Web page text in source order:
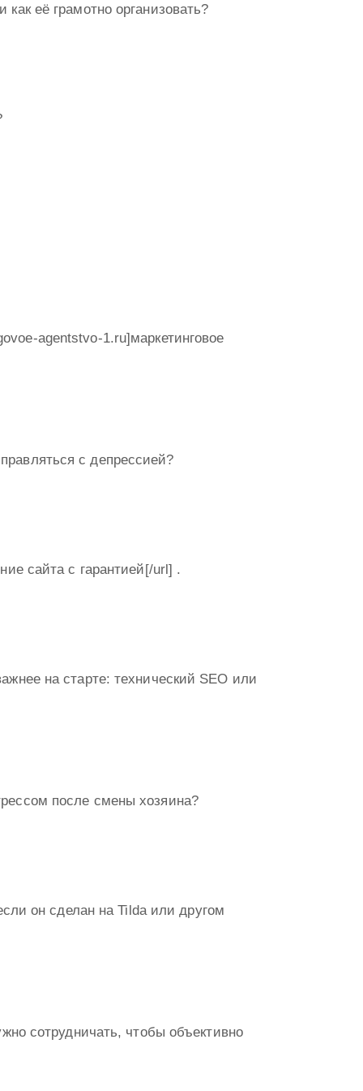
её грамотно организовать?
agentstvo-1.ru]маркетинговое
с депрессией?
сайта с гарантией[/url] .
на старте: технический SEO или
после смены хозяина?
он сделан на Tilda или другом
сотрудничать, чтобы объективно